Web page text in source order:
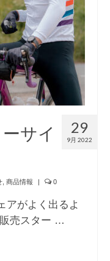
29
9月 2022
サイ
商品情報 | 0
アがよく出るよ
売スター …